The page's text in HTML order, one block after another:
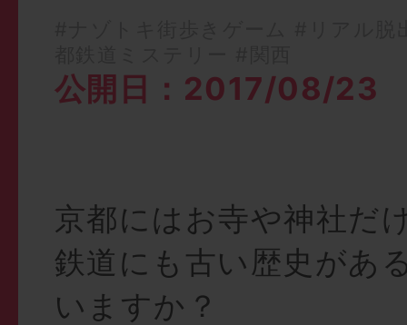
公開日：2017/08/23
京都にはお寺や神社だ
鉄道にも古い歴史があ
いますか？